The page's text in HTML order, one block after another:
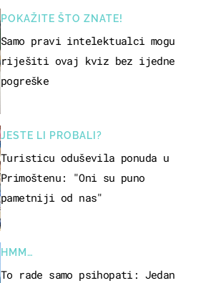
POKAŽITE ŠTO ZNATE!
Samo pravi intelektualci mogu
riješiti ovaj kviz bez ijedne
pogreške
JESTE LI PROBALI?
Turisticu oduševila ponuda u
Primoštenu: "Oni su puno
pametniji od nas"
HMM…
To rade samo psihopati: Jedan